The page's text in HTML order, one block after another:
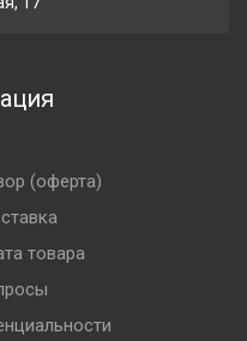
(оферта)
товара